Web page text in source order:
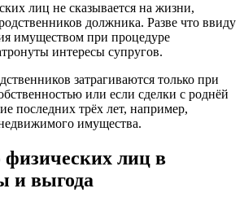
лиц не сказывается на жизни,
должника. Разве что ввиду
имуществом при процедуре
интересы супругов.
затрагиваются только при
или если сделки с роднёй
последних трёх лет, например,
имущества.
физических лиц в
и выгода